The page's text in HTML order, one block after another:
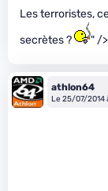
Les terroristes,
secrètes ?
" />
athlon64
Le 25/07/2014